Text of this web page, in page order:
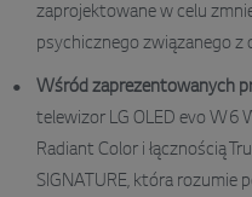
zaprojektowane w celu
psychicznego związanego
Wśród zaprezentowanych
telewizor LG OLED evo W6
Radiant Color i łącznością
SIGNATURE, która rozumie